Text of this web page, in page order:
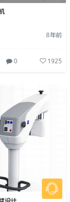
8年前
0 1925